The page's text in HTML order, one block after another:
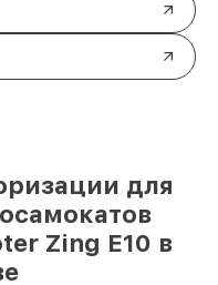
для
Zing E10 в